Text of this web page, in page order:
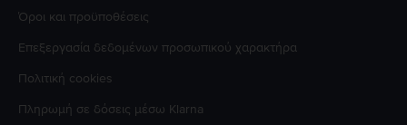
Όροι και προϋποθέσεις
Επεξεργασία δεδομένων προσωπικού χαρακτήρα
Πολιτική cookies
Πληρωμή σε δόσεις μέσω Klarna